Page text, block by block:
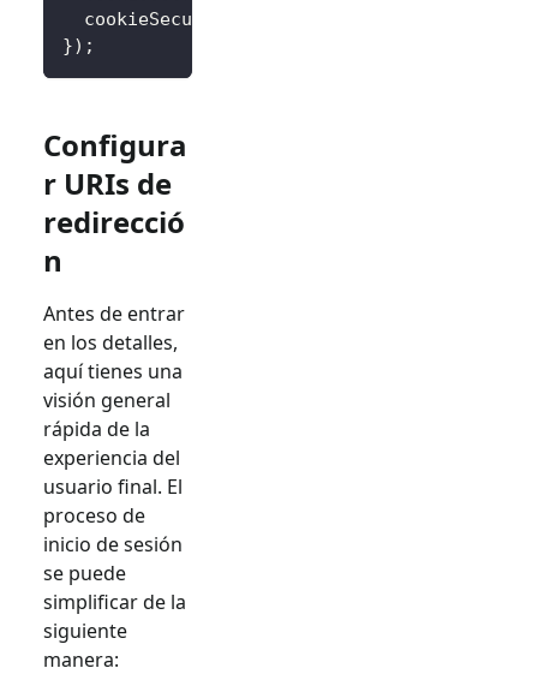
  cookieSecure
}) ;
Configura
r URIs de
redirecció
n
Antes de entrar
en los detalles,
aquí tienes una
visión general
rápida de la
experiencia del
usuario final. El
proceso de
inicio de sesión
se puede
simplificar de la
siguiente
manera: